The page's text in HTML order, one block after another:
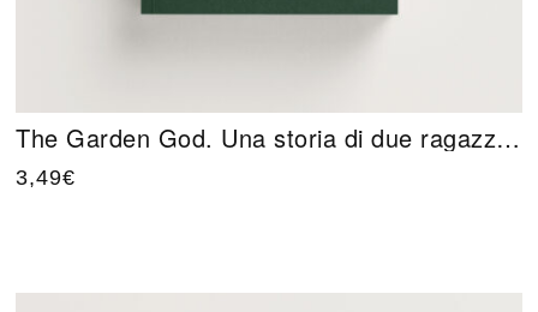
The Garden God. Una storia di due ragazzi di Forrest Reid
3,49€